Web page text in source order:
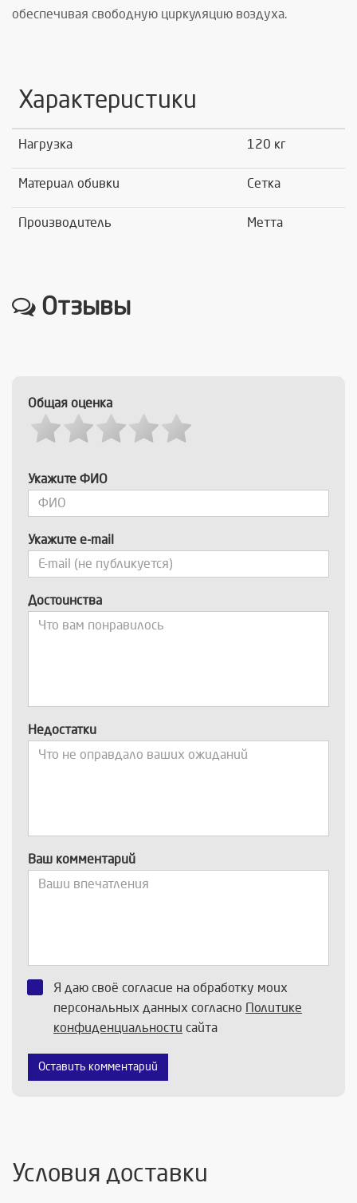
обеспечивая свободную циркуляцию воздуха.
Характеристики
Нагрузка 120 кг
Материал обивки Сетка
Производитель Метта
Отзывы
Общая оценка
Укажите ФИО
Укажите e-mail
Достоинства
Недостатки
Ваш комментарий
Я даю своё согласие на обработку моих
персональных данных согласно Политике
конфиденциальности сайта
Оставить комментарий
Условия доставки